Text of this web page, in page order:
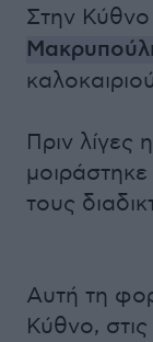
Στην Κύθνο
Πριν λίγες
τους
Αυτή τη
Κύθνο,